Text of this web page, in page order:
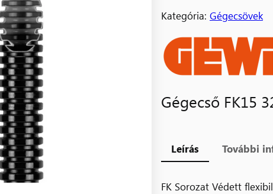
Kategória: Gégecsövek
Gégecső FK15
Leírás További
FK Sorozat Védett